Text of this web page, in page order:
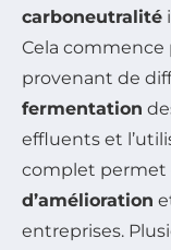
carboneutralité
Cela commence
provenant de
fermentation
effluents et
complet permet
d’amélioration
entreprises.